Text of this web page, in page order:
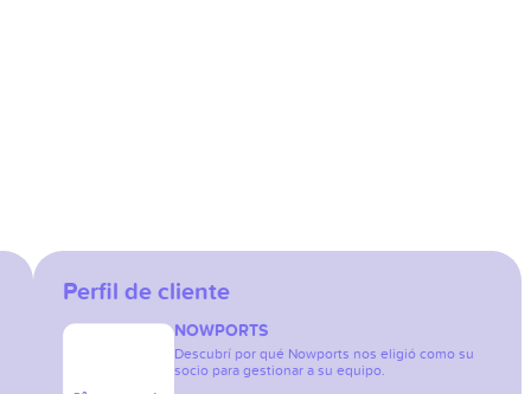
Perfil de cliente
NOWPORTS
Descubrí por qué Nowports nos eligió como su
socio para gestionar a su equipo.